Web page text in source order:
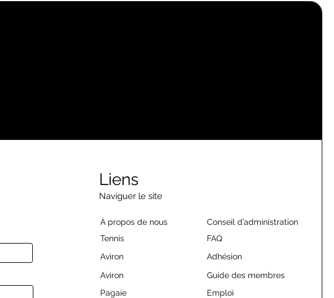
Liens
Naviguer le site
À propos de nous
Tennis
Aviron
Aviron
Pagaie
Conseil d’administration
FAQ
Adhésion
Guide des membres
Emploi